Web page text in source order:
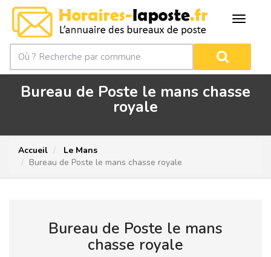
Bureau de Poste le mans chasse
royale
Accueil
Le Mans
Bureau de Poste le mans chasse royale
Bureau de Poste le mans
chasse royale